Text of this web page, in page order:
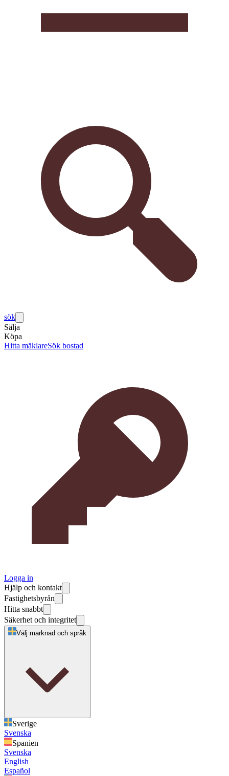
sök
Sälja
Köpa
Hitta mäklareSök bostad
Logga in
Hjälp och kontakt
Fastighetsbyrån
Hitta snabbt
Säkerhet och integritet
Välj marknad och språk
Sverige
Svenska
Spanien
Svenska
English
Español